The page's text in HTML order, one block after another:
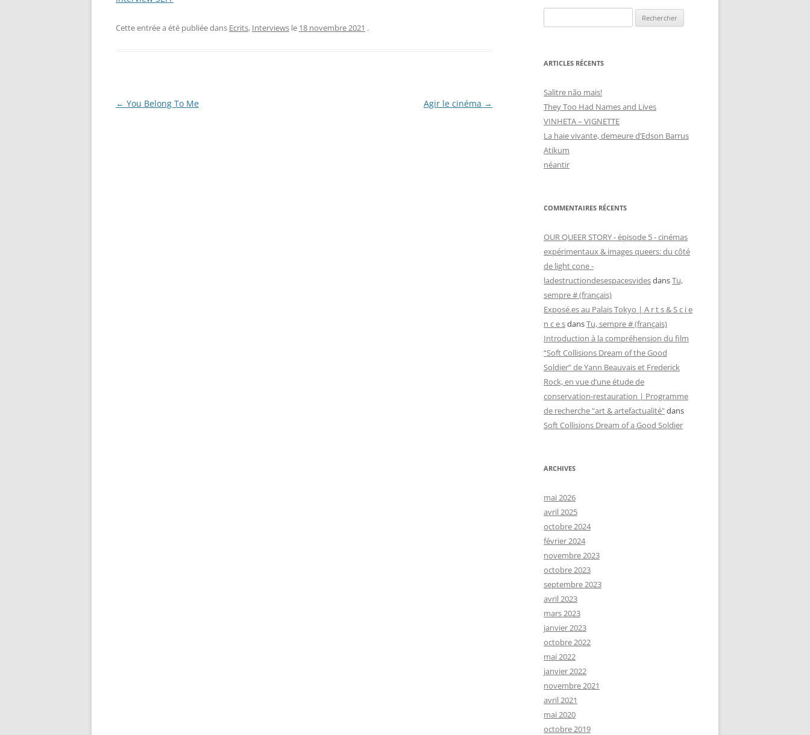
Cette entrée a été publiée dans Ecrits, Interviews le 18 novembre 2021 .
Navigation
← You Belong To Me Agir le cinéma →
ARTICLES RÉCENTS
Salitre não mais!
They Too Had Names and Lives
VINHETA – VIGNETTE
La haie vivante, demeure d’Edson Barrus
Atikum
néantir
COMMENTAIRES RÉCENTS
OUR QUEER STORY - épisode 5 - cinémas
expérimentaux & images queers: du côté
de light cone -
ladestructiondesespacesvidesdansTu,
sempre # (français)
Exposé.es au Palais Tokyo | A r t s & S c i e
n c e sdansTu, sempre # (français)
Introduction à la compréhension du film
“Soft Collisions Dream of the Good
Soldier” de Yann Beauvais et Frederick
Rock, en vue d’une étude de
conservation-restauration | Programme
de recherche "art & artefactualité"dans
Soft Collisions Dream of a Good Soldier
ARCHIVES
mai 2026
avril 2025
octobre 2024
février 2024
novembre 2023
octobre 2023
septembre 2023
avril 2023
mars 2023
janvier 2023
octobre 2022
mai 2022
janvier 2022
novembre 2021
avril 2021
mai 2020
octobre 2019